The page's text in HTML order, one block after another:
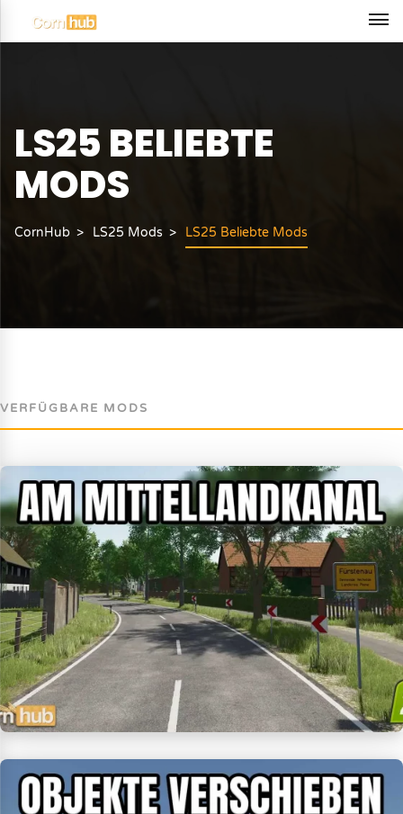
LS25 BELIEBTE
MODS
CornHub LS25 Mods LS25 Beliebte Mods